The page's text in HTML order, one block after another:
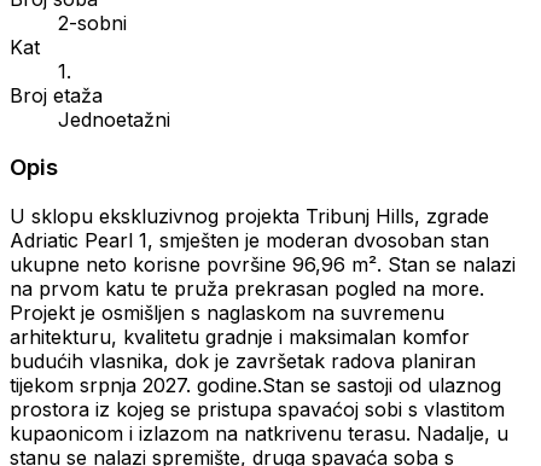
2-sobni
Kat
1.
Broj etaža
Jednoetažni
Opis
U sklopu ekskluzivnog projekta Tribunj Hills, zgrade
Adriatic Pearl 1, smješten je moderan dvosoban stan
ukupne neto korisne površine 96,96 m². Stan se nalazi
na prvom katu te pruža prekrasan pogled na more.
Projekt je osmišljen s naglaskom na suvremenu
arhitekturu, kvalitetu gradnje i maksimalan komfor
budućih vlasnika, dok je završetak radova planiran
tijekom srpnja 2027. godine.Stan se sastoji od ulaznog
prostora iz kojeg se pristupa spavaćoj sobi s vlastitom
kupaonicom i izlazom na natkrivenu terasu. Nadalje, u
stanu se nalazi spremište, druga spavaća soba s